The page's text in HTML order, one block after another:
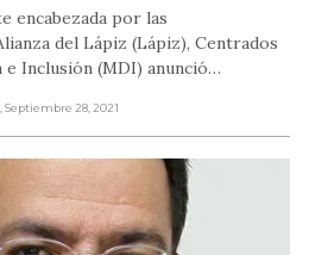
encabezada por las
del Lápiz (Lápiz), Centrados
Inclusión (MDI) anunció…
, Septiembre 28, 2021